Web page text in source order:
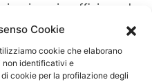
Cookie
cookie che elaborano
non identificativi e
cookie per la profilazione degli
in officina ed
in campo dei
dispositivi accessori.
uno studio
caldaia a recupero a